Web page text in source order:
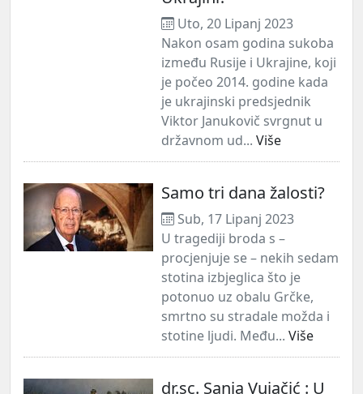
Uto, 20 Lipanj 2023
Nakon osam godina sukoba
između Rusije i Ukrajine, koji
je počeo 2014. godine kada
je ukrajinski predsjednik
Viktor Janukovič svrgnut u
državnom ud... Više
Samo tri dana žalosti?
Sub, 17 Lipanj 2023
U tragediji broda s –
procjenjuje se – nekih sedam
stotina izbjeglica što je
potonuo uz obalu Grčke,
smrtno su stradale možda i
stotine ljudi. Među... Više
dr.sc. Sanja Vujačić : U